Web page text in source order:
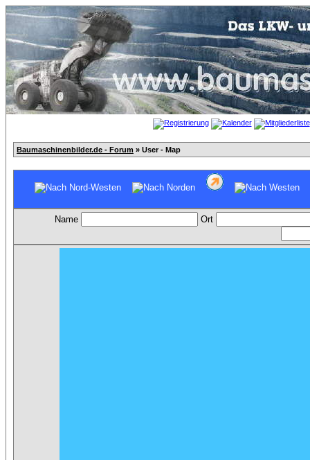
Baumaschinenbilder.de - Forum » User - Map
Name Ort